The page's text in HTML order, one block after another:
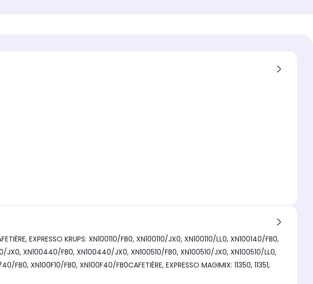
EXPRESSO KRUPS: XN100110/FB0, XN100110/JX0, XN100110/LL0, XN100140/FB0,
JX0, XN100440/FB0, XN100440/JX0, XN100510/FB0, XN100510/JX0, XN100510/LL0,
XN100F10/FB0, XN100F40/FB0CAFETIÈRE, EXPRESSO MAGIMIX: 11350, 11351,